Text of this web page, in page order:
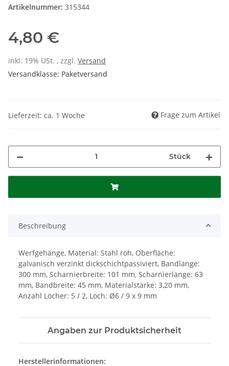
Artikelnummer: 315344
4,80 €
inkl. 19% USt. , zzgl. Versand
Versandklasse: Paketversand
Lieferzeit: ca. 1 Woche Frage zum Artikel
Stück
Beschreibung
Werfgehänge, Material: Stahl roh, Oberfläche:
galvanisch verzinkt dickschichtpassiviert, Bandlänge:
300 mm, Scharnierbreite: 101 mm, Scharnierlänge: 63
mm, Bandbreite: 45 mm, Materialstärke: 3,20 mm,
Anzahl Löcher: 5 / 2, Loch: Ø6 / 9 x 9 mm
Angaben zur Produktsicherheit
Herstellerinformationen: